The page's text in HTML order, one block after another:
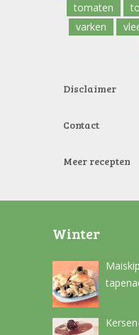
tomaten
varken
Disclaimer
Contact
Meer recepten
Winter